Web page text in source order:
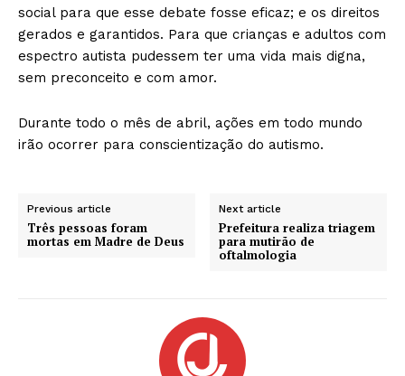
social para que esse debate fosse eficaz; e os direitos
gerados e garantidos. Para que crianças e adultos com
espectro autista pudessem ter uma vida mais digna,
sem preconceito e com amor.
Durante todo o mês de abril, ações em todo mundo
irão ocorrer para conscientização do autismo.
Previous article
Três pessoas foram
mortas em Madre de Deus
Next article
Prefeitura realiza triagem
para mutirão de
oftalmologia